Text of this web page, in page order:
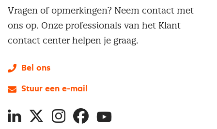
Vragen of opmerkingen? Neem contact met
ons op. Onze professionals van het Klant
contact center helpen je graag.
Bel ons
Stuur een e-mail
LinkedIn
X InstagramFacebookYouTube